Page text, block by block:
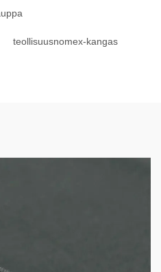
teollisuusnomex-kangas